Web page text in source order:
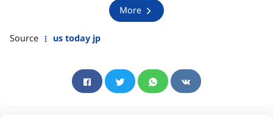
More
Source us today jp